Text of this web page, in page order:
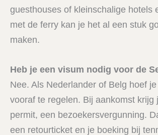
guesthouses of kleinschalige hotels
met de ferry kan je het al een stuk
maken.
Heb je een visum nodig voor de
Nee. Als Nederlander of Belg hoef
vooraf te regelen. Bij aankomst krijg
permit, een bezoekersvergunning.
een retourticket en je boeking bij